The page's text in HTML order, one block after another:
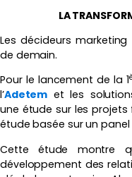
LA
Les décideurs
de demain.
Pour le lancement de la 1
l’Adetem et les
une étude sur les projets
étude basée sur un panel
Cette étude montre
développement des